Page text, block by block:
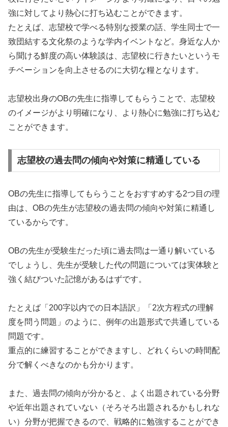
強に対してより熱心に打ち込むことができます。
たとえば、志望校で学べる特別な授業の話、学生同士で一
致団結する文化祭のような学内イベントなど。身近な人か
ら聞ける鮮度の高い体験談は、志望校に行きたいというモ
チベーションを向上させるのに大切な糧となります。
志望校出身のOBの先生に指導してもらうことで、志望校
のイメージがより明確になり、より熱心に勉強に打ち込む
ことができます。
志望校の過去問の傾向や対策に精通している
OBの先生に指導してもらうことをおすすめする2つ目の理
由は、OBの先生が志望校の過去問の傾向や対策に精通し
ているからです。
OBの先生が受験生だった頃に過去問は一通り解いている
でしょうし、先生が受験した代の問題については実体験と
強く結びついた記憶があるはずです。
たとえば「200字以内での日本語訳」「2次方程式の理解
度を問う問題」のように、例年の出題形式で共通している
問題です。
重点的に練習することができますし、どれくらいの時間配
分で解くべきなのかも分かります。
また、過去問の傾向が分かると、よく出題されている分野
や近年出題されていない（そろそろ出題されるかもしれな
い）分野が把握できるので、戦略的に勉強することができ